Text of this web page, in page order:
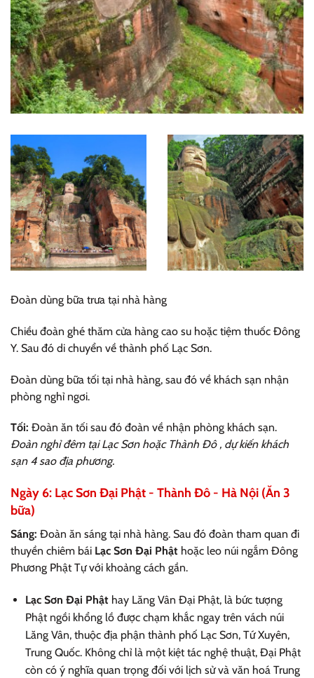
Đoàn dùng bữa trưa tại nhà hàng
Chiều đoàn ghé thăm cửa hàng cao su hoặc tiệm thuốc Đông
Y. Sau đó di chuyển về thành phố Lạc Sơn.
Đoàn dùng bữa tối tại nhà hàng, sau đó về khách sạn nhận
phòng nghỉ ngơi.
Tối: Đoàn ăn tối sau đó đoàn về nhận phòng khách sạn.
Đoàn nghỉ đêm tại Lạc Sơn hoặc Thành Đô , dự kiến khách
sạn 4 sao địa phương.
Ngày 6: Lạc Sơn Đại Phật - Thành Đô - Hà Nội (Ăn 3
bữa)
Sáng: Đoàn ăn sáng tại nhà hàng. Sau đó đoàn tham quan đi
thuyền chiêm bái Lạc Sơn Đại Phật hoặc leo núi ngắm Đông
Phương Phật Tự với khoảng cách gần.
Lạc Sơn Đại Phậthay Lăng Vân Đại Phật, là bức tượng
Phật ngồi khổng lồ được chạm khắc ngay trên vách núi
Lăng Vân, thuộc địa phận thành phố Lạc Sơn, Tứ Xuyên,
Trung Quốc. Không chỉ là một kiệt tác nghệ thuật, Đại Phật
còn có ý nghĩa quan trọng đối với lịch sử và văn hoá Trung